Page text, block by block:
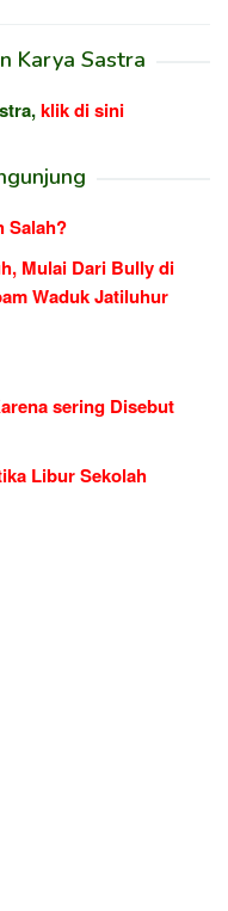
Karya Sastra
klik di sini
Salah?
Mulai Dari Bully di
Waduk Jatiluhur
sering Disebut
Libur Sekolah